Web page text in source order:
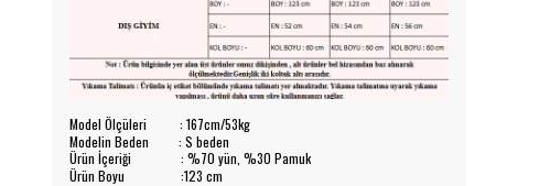
Model Ölçüleri : 167cm/53kg
Modelin Beden : S beden
Ürün İçeriği : %70 yün, %30 Pamuk
Ürün Boyu :123 cm